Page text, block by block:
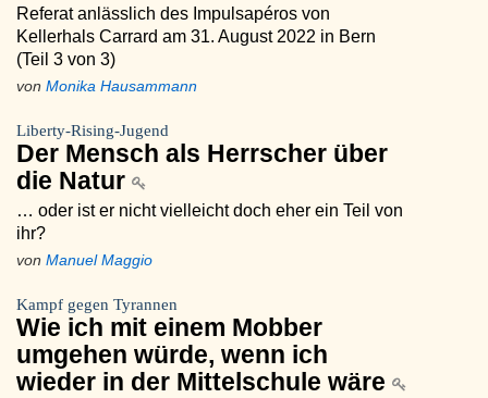
Referat anlässlich des Impulsapéros von
Kellerhals Carrard am 31. August 2022 in Bern
(Teil 3 von 3)
von Monika Hausammann
Liberty-Rising-Jugend
Der Mensch als Herrscher über
die Natur
… oder ist er nicht vielleicht doch eher ein Teil von
ihr?
von Manuel Maggio
Kampf gegen Tyrannen
Wie ich mit einem Mobber
umgehen würde, wenn ich
wieder in der Mittelschule wäre